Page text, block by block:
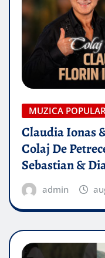
MUZICA
Claudia Ionas
Colaj De
Sebastian &
admin